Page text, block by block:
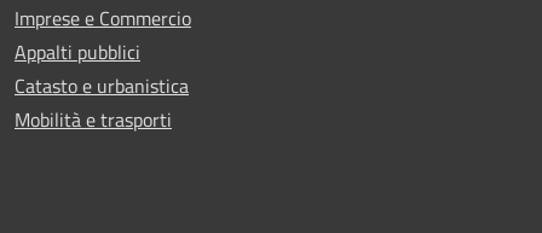
Imprese e Commercio
Appalti pubblici
Catasto e urbanistica
Mobilità e trasporti